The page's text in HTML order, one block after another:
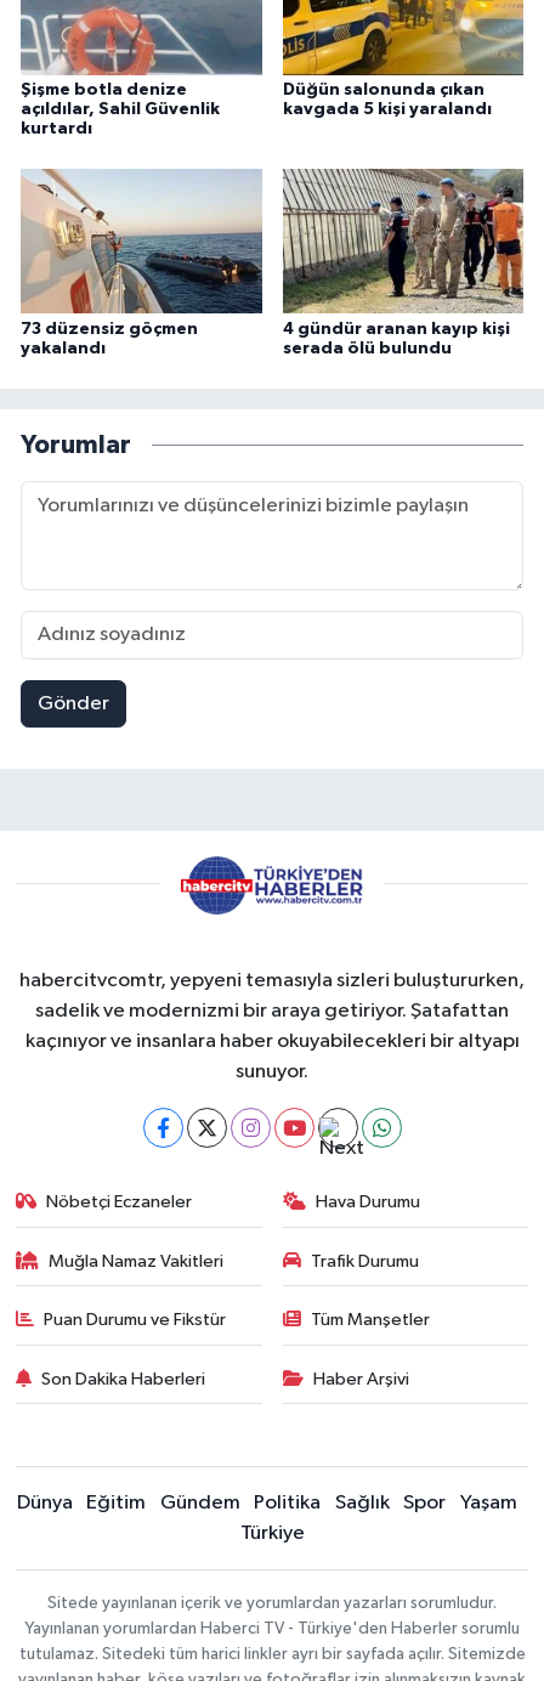
Şişme botla denize
açıldılar, Sahil Güvenlik
kurtardı
Düğün salonunda çıkan
kavgada 5 kişi yaralandı
73 düzensiz göçmen
yakalandı
4 gündür aranan kayıp kişi
serada ölü bulundu
Yorumlar
Gönder
habercitvcomtr, yepyeni temasıyla sizleri buluştururken,
sadelik ve modernizmi bir araya getiriyor. Şatafattan
kaçınıyor ve insanlara haber okuyabilecekleri bir altyapı
sunuyor.
Nöbetçi Eczaneler Hava Durumu
Muğla Namaz Vakitleri Trafik Durumu
Puan Durumu ve Fikstür Tüm Manşetler
Son Dakika Haberleri Haber Arşivi
Dünya Eğitim Gündem Politika Sağlık Spor
Yaşam
Türkiye
Sitede yayınlanan içerik ve yorumlardan yazarları sorumludur.
Yayınlanan yorumlardan Haberci TV - Türkiye'den Haberler sorumlu
tutulamaz. Sitedeki tüm harici linkler ayrı bir sayfada açılır. Sitemizde